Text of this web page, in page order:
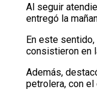
Al seguir
entregó la
En este
consistieron en
Además,
petrolera, con